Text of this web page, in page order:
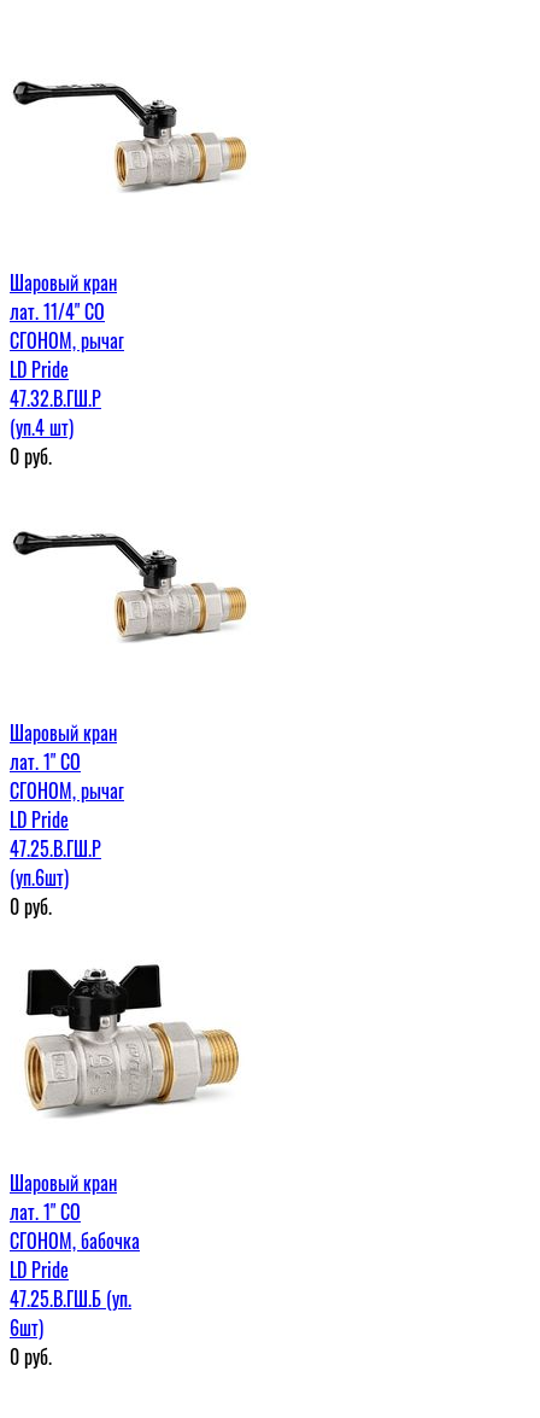
Шаровый кран
лат. 11/4" СО
СГОНОМ, рычаг
LD Pride
47.32.В.ГШ.Р
(уп.4 шт)
0руб.
Шаровый кран
лат. 1" СО
СГОНОМ, рычаг
LD Pride
47.25.В.ГШ.Р
(уп.6шт)
0руб.
Шаровый кран
лат. 1" СО
СГОНОМ, бабочка
LD Pride
47.25.В.ГШ.Б (уп.
6шт)
0руб.